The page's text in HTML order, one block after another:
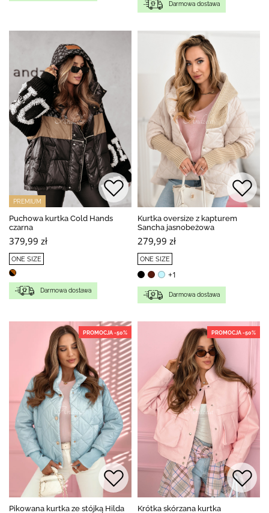
Darmowa dostawa
PREMIUM
Puchowa kurtka Cold Hands
czarna
379,99 zł
ONE SIZE
Darmowa dostawa
Kurtka oversize z kapturem
Sancha jasnobeżowa
279,99 zł
ONE SIZE
+1
Darmowa dostawa
PROMOCJA -50%
Pikowana kurtka ze stójką Hilda
PROMOCJA -50%
Krótka skórzana kurtka